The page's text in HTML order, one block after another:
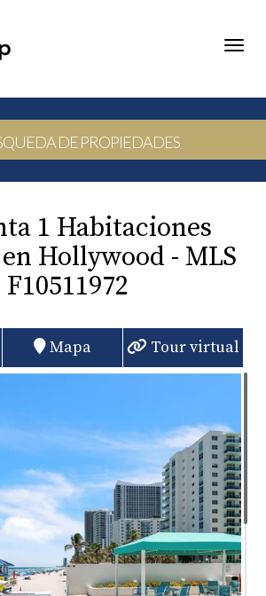
DE PROPIEDADES
1 Habitaciones
en Hollywood - MLS
F10511972
Mapa Tour virtual